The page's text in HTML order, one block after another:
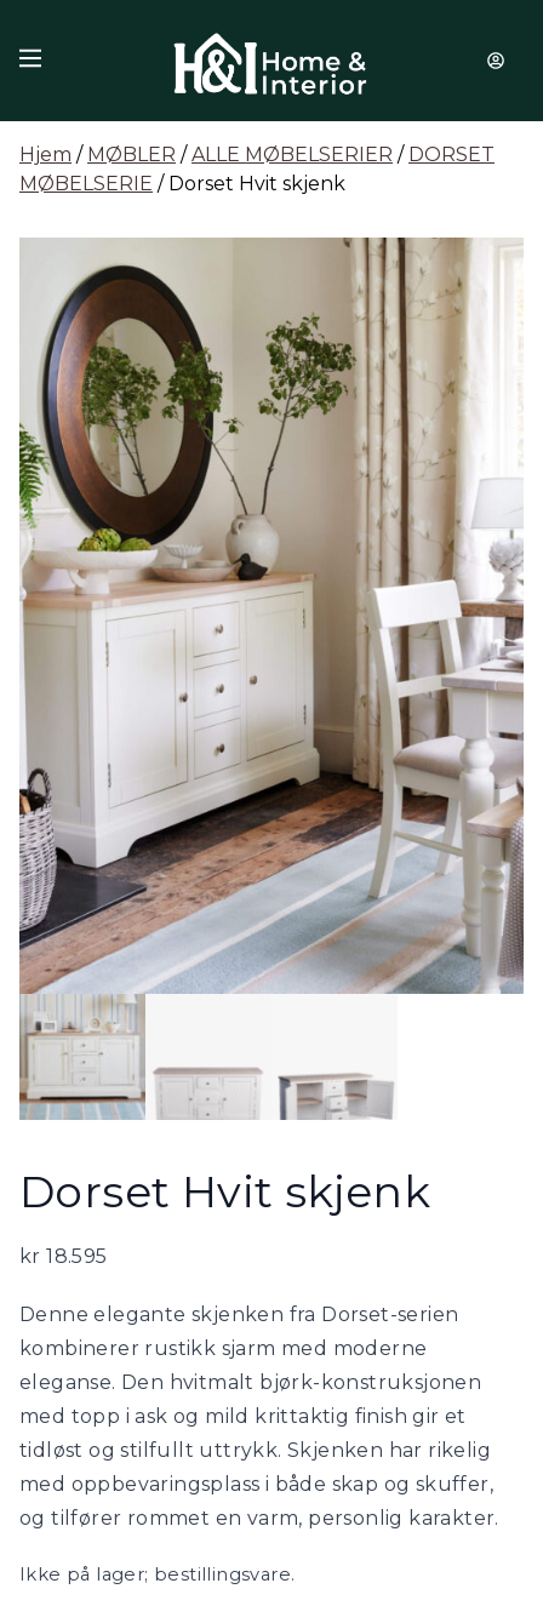
Hjem / MØBLER /ALLE MØBELSERIER / DORSET
MØBELSERIE / Dorset Hvit skjenk
Dorset Hvit skjenk
kr 18.595
Denne elegante skjenken fra Dorset-serien
kombinerer rustikk sjarm med moderne
eleganse. Den hvitmalt bjørk-konstruksjonen
med topp i ask og mild krittaktig finish gir et
tidløst og stilfullt uttrykk. Skjenken har rikelig
med oppbevaringsplass i både skap og skuffer,
og tilfører rommet en varm, personlig karakter.
Ikke på lager; bestillingsvare.